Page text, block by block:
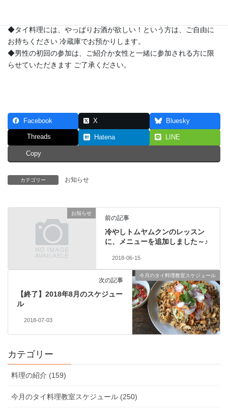
◆タイ料理には、やっぱりお酒が欲しい！という方は、ご自由に
お持ちください 冷蔵庫でお預かりします。
◆男性の初回の参加は、ご紹介か女性と一緒に参加される方に限
らせていただきます ご了承ください。
Facebook X Bluesky
Threads Hatena LINE
Copy
カテゴリー お知らせ
お知らせ
前の記事
冷やしトムヤムクンのレッスン
に、メニューを追加しました～♪
2018-06-15
今月のタイ料理教室スケジュール
次の記事
【終了】2018年8月のスケジュー
ル
2018-07-03
カテゴリー
料理の紹介 (159)
今月のタイ料理教室スケジュール (250)